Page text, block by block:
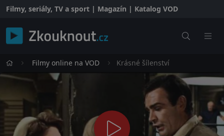
Filmy, seriály, TV a sport | Magazín | Katalog VOD
Filmy online na VOD Krásné šílenství